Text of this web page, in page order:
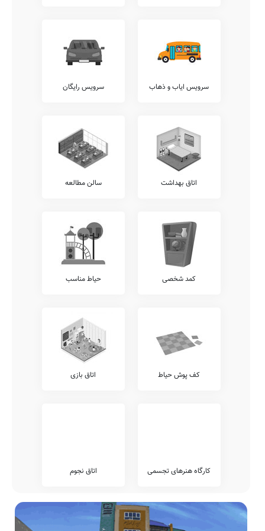
آزمایشگاه ها
بدیهی است که وجود آزمایشگاه های گوناگون در هر مدرسه، شامل
آزمایشگاه های شیمی، زیست شناسی، ریاضی، فیزیک، علوم، و... باعث
آکادمی زبان
نقطه قوت مهمی برای مدارس خوب محسوب میشود. متاسفانه این مدرسه
در حال حاضر فاقد هرگونه آکادمی زبان مجزا می باشد.
امکانات جانبی
اغلب مدارس کشور در کنار خدمات آموزشی مرسوم، خدمات دیگری را نیز
در راستای تقویت توان علمی و ایجاد روحیه نشاط و تعالی در دانش آموزان
ارائه می نمایند.
در این میان خدمات متنوع دیگری نیز نظیر برگزاری کارگاه های مشاوره ایِ
خانواده، برگزاری اردوهای فرهنگی ورزشی رایگان، سامانه برگزاری کلاس
های آنلاین آموزشی، ارتباط مستمر مشاوران تحصیلی با اولیاء، و... قابل
ارائه می باشند.
اطلاع دارید که برخی از مدارس، بجهت سنجش دقیقتر وضعیت دانش
آموزان خود، اقدام به برگزاری آزمون های هماهنگ کشوری می نمایند.
پیشنهاد می کنیم وضعیت آزمون های برگزار شده در مدرسه سجادیه را
شامل آزمون های خیلی سبز، مرآت، کانگورو، گاج، قلمچی، و... را قبل از
معرفی این مدرسه را با چند بیت از حافظ شیرازی به پایان می بریم:
آن را که بوی عنبر زلف تو آرزوست
چون عود گو بر آتش سودا بسوز و
پروانه را ز شمع بود سوز دل ولی
بی شمع عارض تو دلم را بود گداز
سرویس ایاب و ذهاب سرویس رایگان
اتاق بهداشت سالن مطالعه
کمد شخصی حیاط مناسب
کف پوش حیاط اتاق بازی
کارگاه هنرهای تجسمی اتاق نجوم